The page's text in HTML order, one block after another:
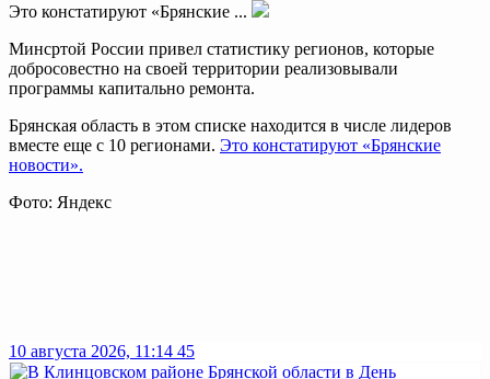
Это констатируют «Брянские ...
Минсртой России привел статистику регионов, которые
добросовестно на своей территории реализовывали
программы капитально ремонта.
Брянская область в этом списке находится в числе лидеров
вместе еще с 10 регионами. Это констатируют «Брянские
новости».
Фото: Яндекс
10 августа 2026, 11:14 45